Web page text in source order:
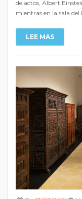
de actos, Albert
mientras en la sala
LEE MAS